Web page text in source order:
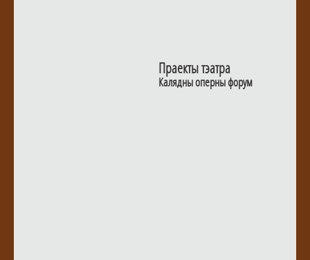
Праекты тэатра
Калядны оперны форум